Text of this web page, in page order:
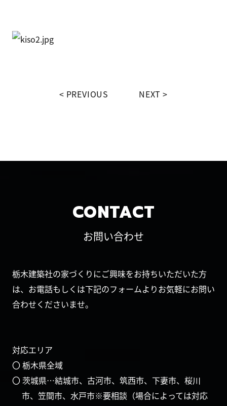
PREVIOUS NEXT
CONTACT
お問い合わせ
栃木建築社の家づくりにご興味をお持ちいただいた方
は、お電話もしくは下記のフォームよりお気軽にお問い
合わせくださいませ。
対応エリア
〇 栃木県全域
〇 茨城県…結城市、古河市、筑西市、下妻市、桜川
市、笠間市、水戸市※要相談（場合によっては対応